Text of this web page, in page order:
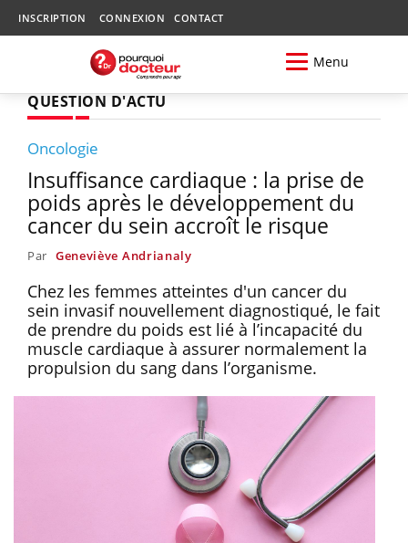
INSCRIPTION CONNEXION CONTACT
Menu
QUESTION D'ACTU
Oncologie
Insuffisance cardiaque : la prise de
poids après le développement du
cancer du sein accroît le risque
Par Geneviève Andrianaly
Chez les femmes atteintes d'un cancer du
sein invasif nouvellement diagnostiqué, le fait
de prendre du poids est lié à l’incapacité du
muscle cardiaque à assurer normalement la
propulsion du sang dans l’organisme.